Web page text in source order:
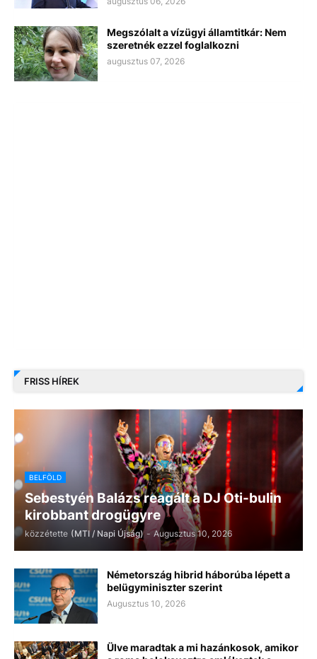
Megszólalt a vízügyi államtitkár: Nem
szeretnék ezzel foglalkozni
augusztus 07, 2026
FRISS HÍREK
BELFÖLD
Sebestyén Balázs reagált a DJ Oti-bulin
kirobbant drogügyre
közzétette (MTI / Napi Újság) - Augusztus 10, 2026
Németország hibrid háborúba lépett a
belügyminiszter szerint
Augusztus 10, 2026
Ülve maradtak a mi hazánkosok, amikor